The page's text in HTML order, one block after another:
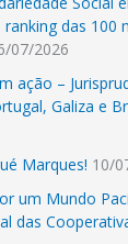
das 100
07/2026
ação –
Galiza e
Marques! 10/
um Mundo
das